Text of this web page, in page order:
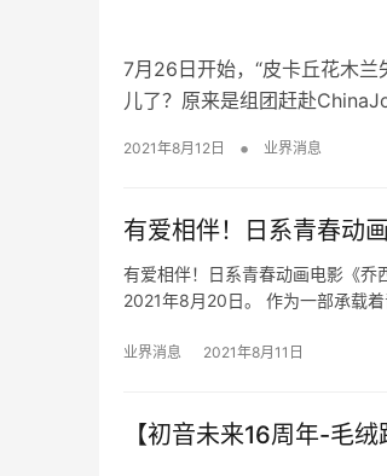
7月26日开始，“皮卡丘花木
儿了？原来是组团赶赴
2021年8月12日 • 业界消息
有爱相伴！日系青春动
有爱相伴！日系青春动画电影《
2021年8月20日。 作为一部承载
业界消息 2021年8月11日
【初音未来16周年-毛